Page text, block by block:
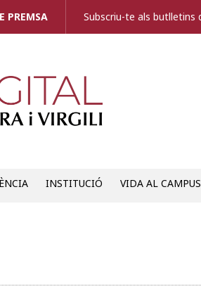
PREMSA Subscriu-te als butlletins
INSTITUCIÓ VIDA AL CAMPUS